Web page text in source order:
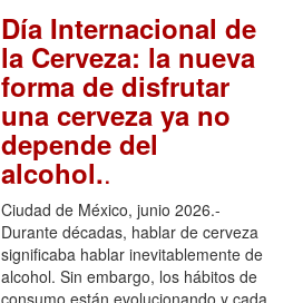
Día Internacional de
la Cerveza: la nueva
forma de disfrutar
una cerveza ya no
depende del
alcohol..
Ciudad de México, junio 2026.-
Durante décadas, hablar de cerveza
significaba hablar inevitablemente de
alcohol. Sin embargo, los hábitos de
consumo están evolucionando y cada